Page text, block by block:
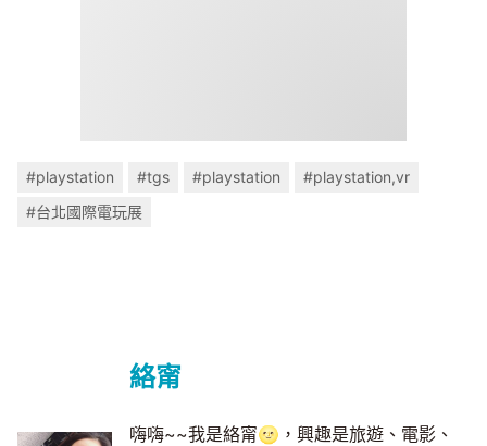
#playstation #tgs #playstation
#playstation,vr
#台北國際電玩展
絡甯
嗨嗨~~我是絡甯🌝，興趣是旅遊、電影、